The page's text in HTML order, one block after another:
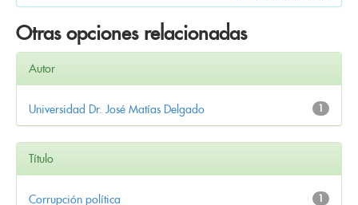
Otras opciones relacionadas
Autor
1
Universidad Dr. José Matías Delgado
Título
1
Corrupción política